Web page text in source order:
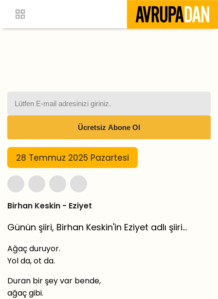
28 Temmuz 2025 Pazartesi
Birhan Keskin - Eziyet
Günün şiiri, Birhan Keskin'in Eziyet adlı şiiri...
Ağaç duruyor.
Yol da, ot da.
Duran bir şey var bende,
ağaç gibi.